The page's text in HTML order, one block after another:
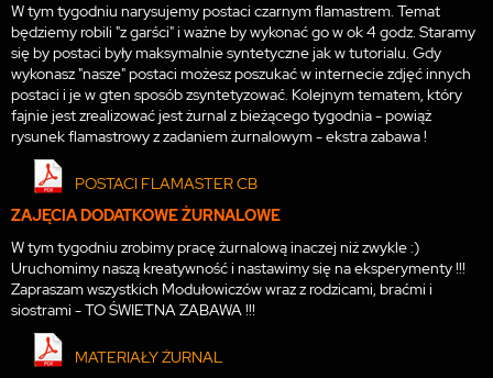
W tym tygodniu narysujemy postaci czarnym flamastrem. Temat
będziemy robili "z garści" i ważne by wykonać go w ok 4 godz. Staramy
się by postaci były maksymalnie syntetyczne jak w tutorialu. Gdy
wykonasz "nasze" postaci możesz poszukać w internecie zdjęć innych
postaci i je w gten sposób zsyntetyzować. Kolejnym tematem, który
fajnie jest zrealizować jest żurnal z bieżącego tygodnia - powiąż
rysunek flamastrowy z zadaniem żurnalowym - ekstra zabawa !
POSTACI FLAMASTER CB
ZAJĘCIA DODATKOWE ŻURNALOWE
W tym tygodniu zrobimy pracę żurnalową inaczej niż zwykle :)
Uruchomimy naszą kreatywność i nastawimy się na eksperymenty !!!
Zapraszam wszystkich Modułowiczów wraz z rodzicami, braćmi i
siostrami - TO ŚWIETNA ZABAWA !!!
MATERIAŁY ŻURNAL